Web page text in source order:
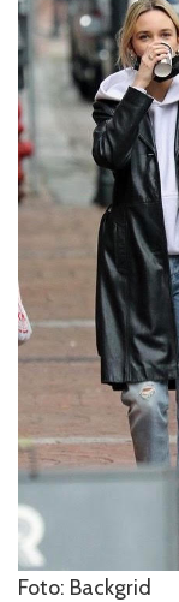
Ari
Fournier,
fazem
um
passeio
matinal
em
Foto: Backgrid